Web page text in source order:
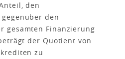
den
den
gesamten Finanzierung
der Quotient von
zu